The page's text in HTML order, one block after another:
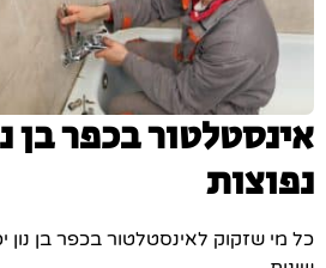
אינסטלטור בכפר בן
נפוצות
כל מי שזקוק לאינסטלטור בכפר בן נון